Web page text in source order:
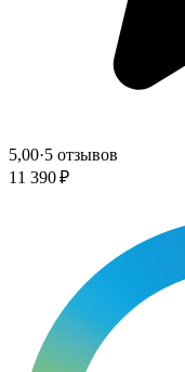
5,00·5 отзывов
11 390 ₽